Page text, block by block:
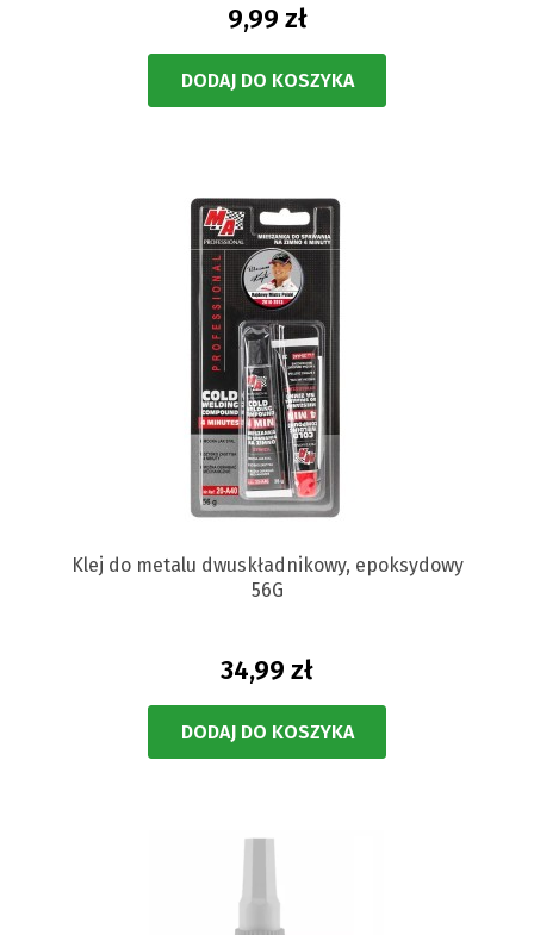
9,99 zł
DODAJ DO KOSZYKA
Klej do metalu dwuskładnikowy, epoksydowy
56G
34,99 zł
DODAJ DO KOSZYKA